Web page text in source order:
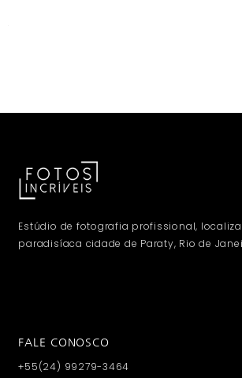
Estúdio de fotografia profissional,
paradisíaca cidade de Paraty, Rio de
FALE CONOSCO
+55(24) 99279-3464